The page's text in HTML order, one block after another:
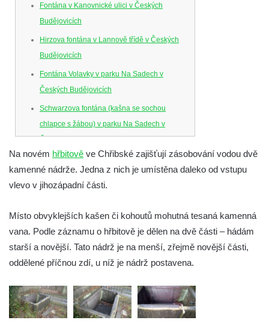
Fontána v Kanovnické ulici v Českých
Budějovicích
Hirzova fontána v Lannově třídě v Českých
Budějovicích
Fontána Volavky v parku Na Sadech v
Českých Budějovicích
Schwarzova fontána (kašna se sochou
chlapce s žábou) v parku Na Sadech v
Českých Budějovicích
Kašna v parku Na Sadech u Pražské třídy v
Českých Budějovicích
Samsonova kašna na náměstí Přemysla
Kašna na náměstí J. V. Kamarýta ve
Velešíně
Kašna na nádvoří za vstupem v ZOO
Kašna se sousoším medvíďat v ZOO
Leipzig
Na novém hřbitově ve Chřibské zajišťují zásobování vodou dvě
kamenné nádrže. Jedna z nich je umístěna daleko od vstupu
vlevo v jihozápadní části.
Místo obvyklejších kašen či kohoutů mohutná tesaná kamenná
vana. Podle záznamu o hřbitově je dělen na dvě části – hádám
starší a novější. Tato nádrž je na menší, zřejmě novější části,
oddělené příčnou zdí, u níž je nádrž postavena.